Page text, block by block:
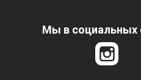
Мы в социальных